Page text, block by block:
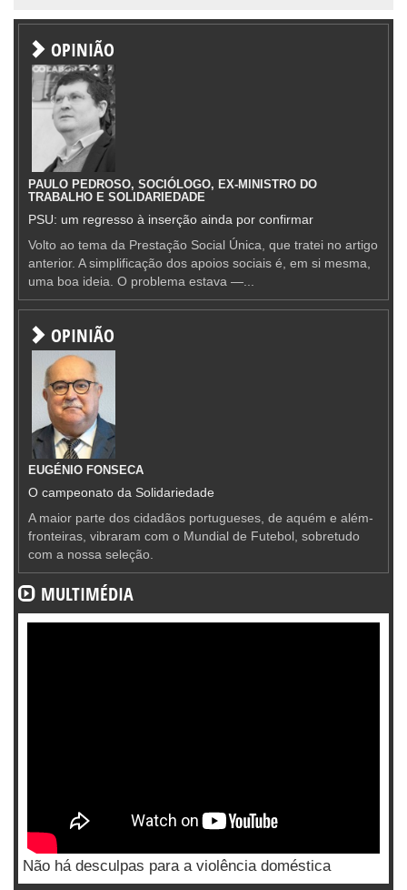
OPINIÃO
PAULO PEDROSO, SOCIÓLOGO, EX-MINISTRO DO
TRABALHO E SOLIDARIEDADE
PSU: um regresso à inserção ainda por confirmar
Volto ao tema da Prestação Social Única, que tratei no artigo
anterior. A simplificação dos apoios sociais é, em si mesma,
uma boa ideia. O problema estava —...
OPINIÃO
EUGÉNIO FONSECA
O campeonato da Solidariedade
A maior parte dos cidadãos portugueses, de aquém e além-
fronteiras, vibraram com o Mundial de Futebol, sobretudo
com a nossa seleção.
MULTIMÉDIA
Não há desculpas para a violência doméstica